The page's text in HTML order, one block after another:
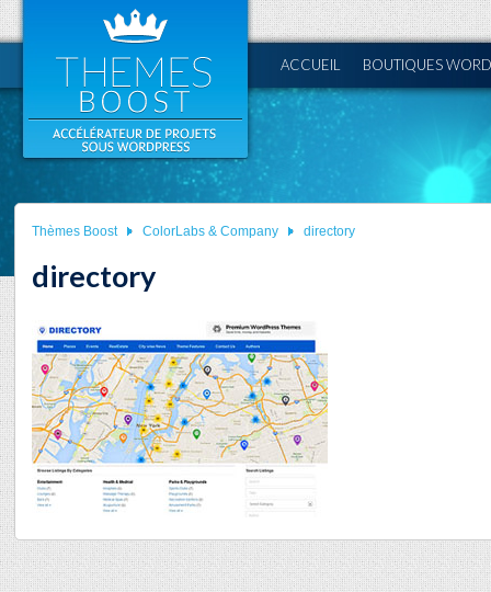
ACCUEIL BOUTIQUES
Thèmes Boost ColorLabs & Company directory
directory